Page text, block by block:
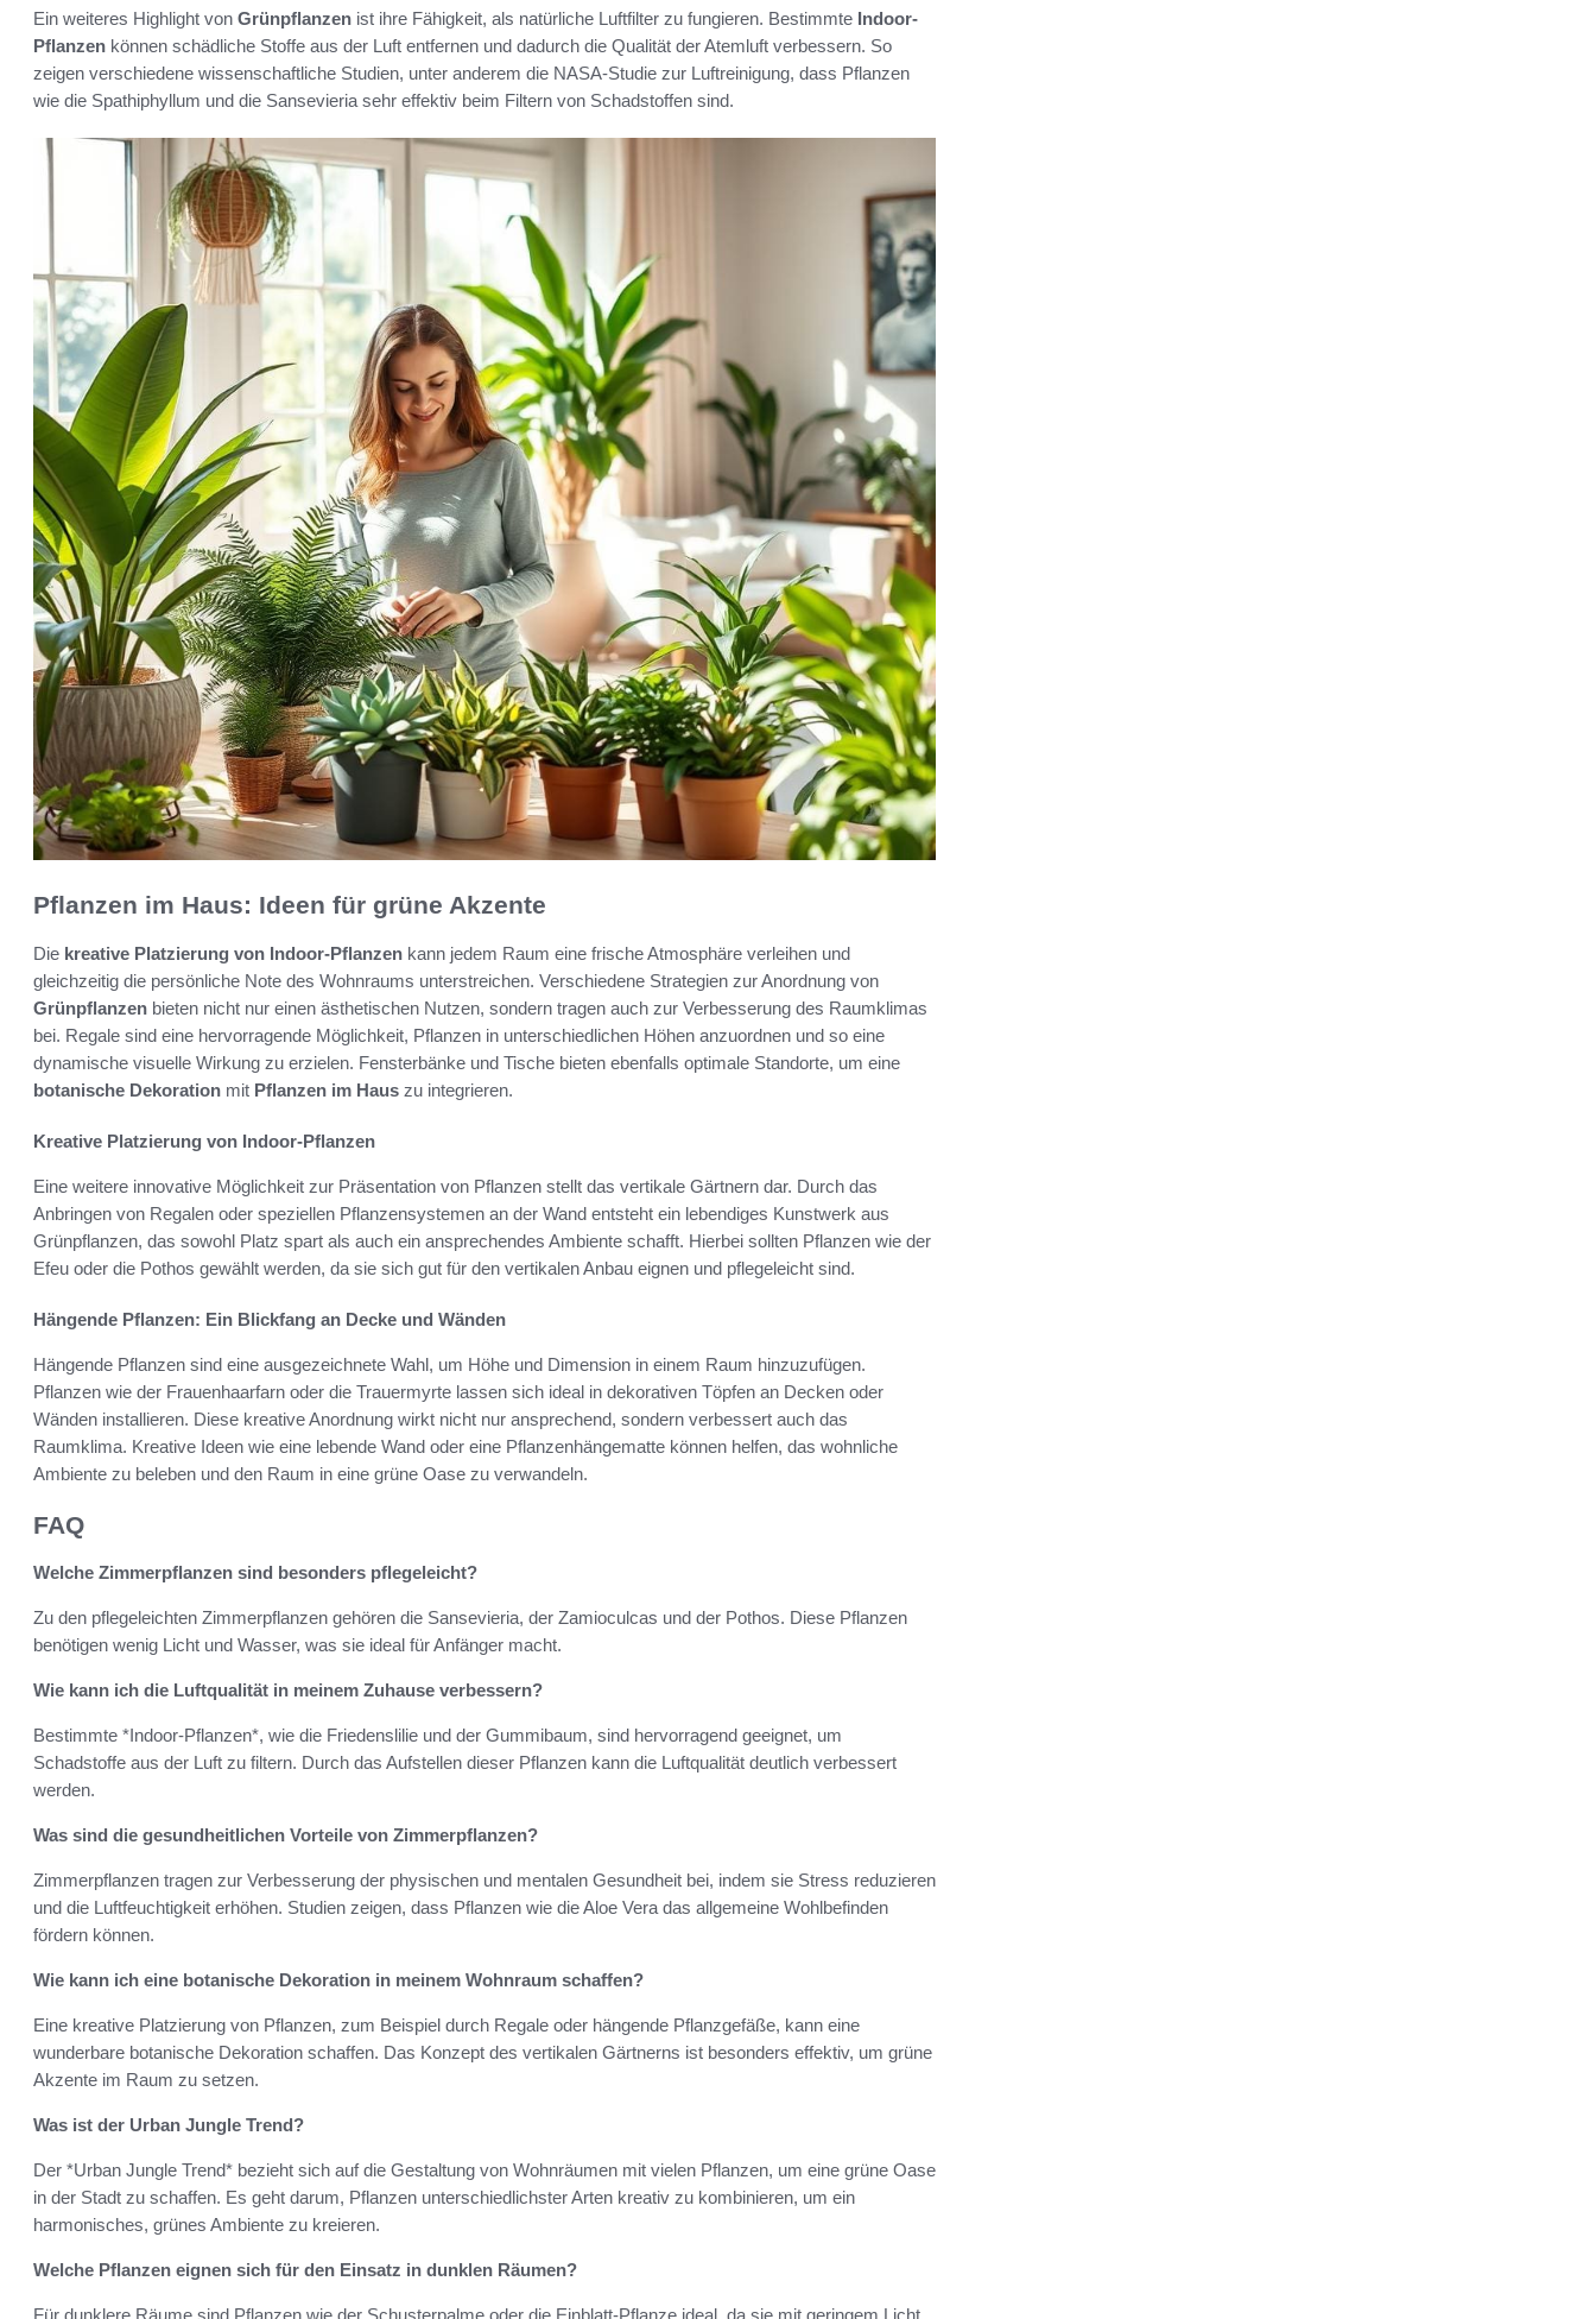
Ein weiteres Highlight von Grünpflanzen ist ihre Fähigkeit, als natürliche Luftfilter zu fungieren. Bestimmte Indoor-
Pflanzen können schädliche Stoffe aus der Luft entfernen und dadurch die Qualität der Atemluft verbessern. So
zeigen verschiedene wissenschaftliche Studien, unter anderem die NASA-Studie zur Luftreinigung, dass Pflanzen
wie die Spathiphyllum und die Sansevieria sehr effektiv beim Filtern von Schadstoffen sind.
Pflanzen im Haus: Ideen für grüne Akzente
Die kreative Platzierung von Indoor-Pflanzen kann jedem Raum eine frische Atmosphäre verleihen und
gleichzeitig die persönliche Note des Wohnraums unterstreichen. Verschiedene Strategien zur Anordnung von
Grünpflanzen bieten nicht nur einen ästhetischen Nutzen, sondern tragen auch zur Verbesserung des Raumklimas
bei. Regale sind eine hervorragende Möglichkeit, Pflanzen in unterschiedlichen Höhen anzuordnen und so eine
dynamische visuelle Wirkung zu erzielen. Fensterbänke und Tische bieten ebenfalls optimale Standorte, um eine
botanische Dekoration mit Pflanzen im Haus zu integrieren.
Kreative Platzierung von Indoor-Pflanzen
Eine weitere innovative Möglichkeit zur Präsentation von Pflanzen stellt das vertikale Gärtnern dar. Durch das
Anbringen von Regalen oder speziellen Pflanzensystemen an der Wand entsteht ein lebendiges Kunstwerk aus
Grünpflanzen, das sowohl Platz spart als auch ein ansprechendes Ambiente schafft. Hierbei sollten Pflanzen wie der
Efeu oder die Pothos gewählt werden, da sie sich gut für den vertikalen Anbau eignen und pflegeleicht sind.
Hängende Pflanzen: Ein Blickfang an Decke und Wänden
Hängende Pflanzen sind eine ausgezeichnete Wahl, um Höhe und Dimension in einem Raum hinzuzufügen.
Pflanzen wie der Frauenhaarfarn oder die Trauermyrte lassen sich ideal in dekorativen Töpfen an Decken oder
Wänden installieren. Diese kreative Anordnung wirkt nicht nur ansprechend, sondern verbessert auch das
Raumklima. Kreative Ideen wie eine lebende Wand oder eine Pflanzenhängematte können helfen, das wohnliche
Ambiente zu beleben und den Raum in eine grüne Oase zu verwandeln.
FAQ
Welche Zimmerpflanzen sind besonders pflegeleicht?
Zu den pflegeleichten Zimmerpflanzen gehören die Sansevieria, der Zamioculcas und der Pothos. Diese Pflanzen
benötigen wenig Licht und Wasser, was sie ideal für Anfänger macht.
Wie kann ich die Luftqualität in meinem Zuhause verbessern?
Bestimmte *Indoor-Pflanzen*, wie die Friedenslilie und der Gummibaum, sind hervorragend geeignet, um
Schadstoffe aus der Luft zu filtern. Durch das Aufstellen dieser Pflanzen kann die Luftqualität deutlich verbessert
werden.
Was sind die gesundheitlichen Vorteile von Zimmerpflanzen?
Zimmerpflanzen tragen zur Verbesserung der physischen und mentalen Gesundheit bei, indem sie Stress reduzieren
und die Luftfeuchtigkeit erhöhen. Studien zeigen, dass Pflanzen wie die Aloe Vera das allgemeine Wohlbefinden
fördern können.
Wie kann ich eine botanische Dekoration in meinem Wohnraum schaffen?
Eine kreative Platzierung von Pflanzen, zum Beispiel durch Regale oder hängende Pflanzgefäße, kann eine
wunderbare botanische Dekoration schaffen. Das Konzept des vertikalen Gärtnerns ist besonders effektiv, um grüne
Akzente im Raum zu setzen.
Was ist der Urban Jungle Trend?
Der *Urban Jungle Trend* bezieht sich auf die Gestaltung von Wohnräumen mit vielen Pflanzen, um eine grüne Oase
in der Stadt zu schaffen. Es geht darum, Pflanzen unterschiedlichster Arten kreativ zu kombinieren, um ein
harmonisches, grünes Ambiente zu kreieren.
Welche Pflanzen eignen sich für den Einsatz in dunklen Räumen?